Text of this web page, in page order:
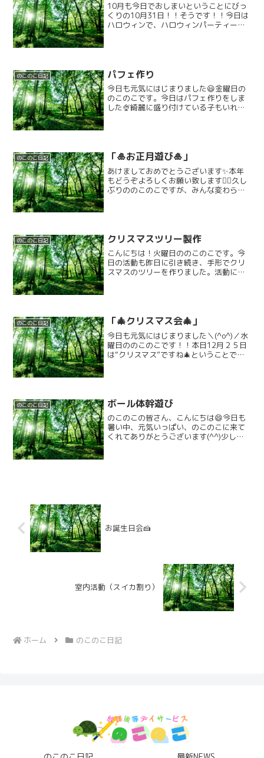
10月も今日でおしまいということにびっ
くりの10月31日！！そうです！！今日は
ハロウィンで、ハロウィンパーティーを
のこのこ日記 パフェ作り
今日も元気にはじまりました😃金曜日の
のこのこです。今日はパフェ作りをしま
した🍨綺麗に盛り付けている子もいれ
のこのこ日記 「🎍お正月遊び🎍」
あけましておめでとうございます✨本年
もどうぞよろしくお願い致します🙇‍♀️久し
ぶりののこのこですが、みんな変わらず
のこのこ日記 クリスマスツリー製作
こんにちは！火曜日ののこのこです。今
日の活動も昨日に引き続き、手形でクリ
スマスのツリーを作りました。活動に入
のこのこ日記 「🎄クリスマス会🎄」
今日も元気にはじまりました＼(^o^)／水
曜日ののこのこです！！本日12月２５日
は“クリスマス”ですね🎄ということで、
のこのこ日記 ボール体幹遊び
のこのこの皆さん、こんにちは😄今日も
暑い中、元気いっぱい、のこのこに来て
くれてありがとうございます(^^)少しほ
お誕生日会🍰
室内活動（スイカ割り）
ホーム のこのこ日記